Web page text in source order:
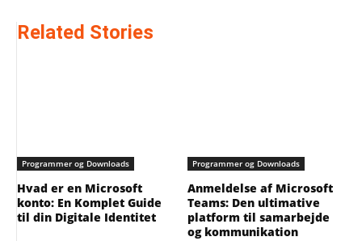
Related Stories
Programmer og Downloads
Hvad er en Microsoft
konto: En Komplet Guide
til din Digitale Identitet
Programmer og Downloads
Anmeldelse af Microsoft
Teams: Den ultimative
platform til samarbejde
og kommunikation